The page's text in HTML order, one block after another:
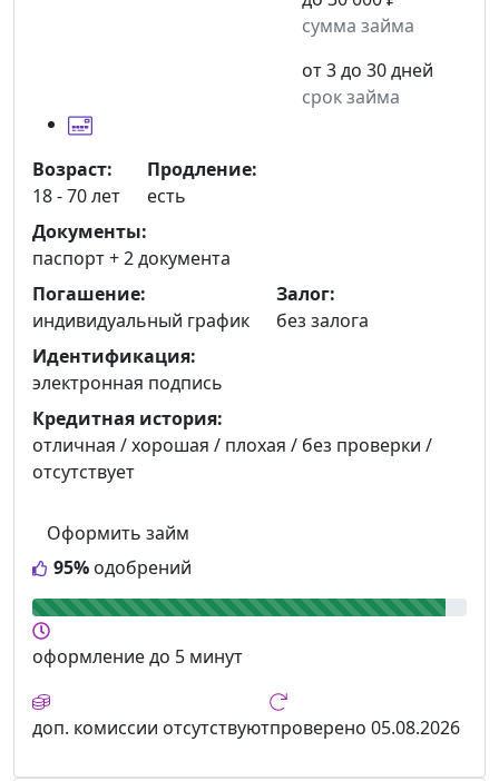
сумма займа
от 3 до 30 дней
срок займа
95% одобрений
Оформить займ
Возраст:
18 - 70 лет
Продление:
есть
Документы:
паспорт +2 документа
Погашение:
индивидуальный график
Залог:
без залога
Идентификация:
электронная подпись
Кредитная история:
отличная / хорошая / плохая / без проверки /
отсутствует
оформлениедо 5 минут
доп. комиссии отсутствуютпроверено 05.08.2026